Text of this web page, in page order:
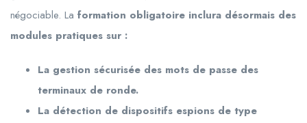
négociable. La formation obligatoire inclura désormais des
modules pratiques sur :
La gestion sécurisée des mots de passe des
terminaux de ronde.
La détection de dispositifs espions de type